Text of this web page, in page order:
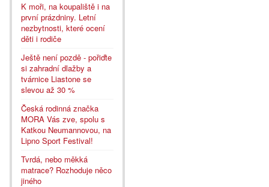
K moři, na koupaliště i na
první prázdniny. Letní
nezbytnosti, které ocení
děti i rodiče
Ještě není pozdě - pořiďte
si zahradní dlažby a
tvárnice Liastone se
slevou až 30 %
Česká rodinná značka
MORA Vás zve, spolu s
Katkou Neumannovou, na
Lipno Sport Festival!
Tvrdá, nebo měkká
matrace? Rozhoduje něco
jiného